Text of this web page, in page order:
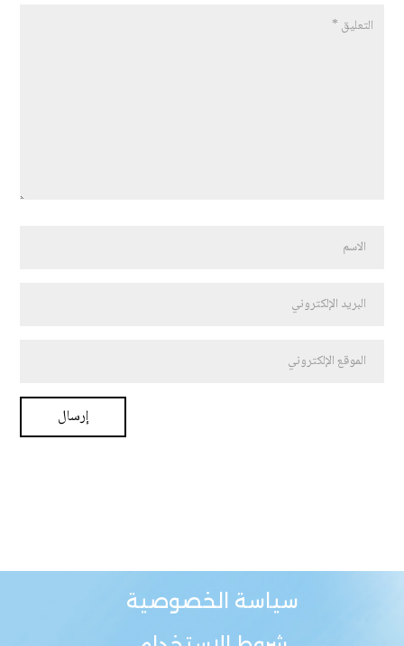
سياسة الخصوصية